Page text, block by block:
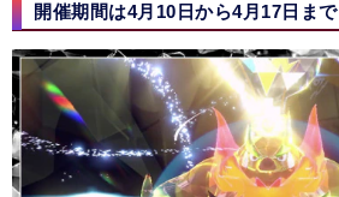
開催期間は4月10日から4月17日まで